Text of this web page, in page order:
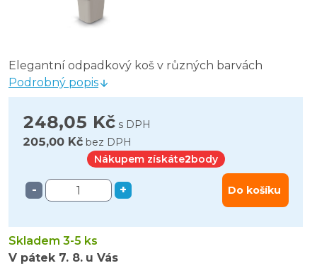
Elegantní odpadkový koš v různých barvách
Podrobný popis
248,05 Kč s DPH
205,00 Kč bez DPH
Nákupem získáte2body
- + Do košíku
Skladem 3-5 ks
V pátek 7. 8. u Vás